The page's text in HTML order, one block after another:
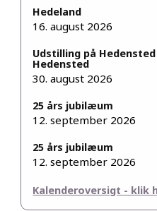
Hedeland
16. august 2026
Udstilling på
Hedensted
30. august 2026
25 års jubilæum
12. september 2026
25 års jubilæum
12. september 2026
Kalenderoversigt - klik